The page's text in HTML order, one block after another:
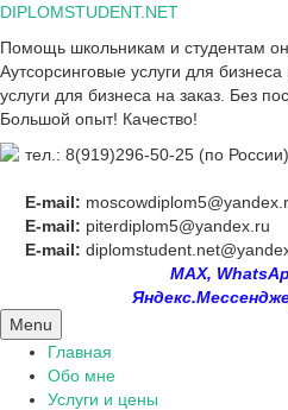
Skip
content
DIPLOMSTUDENT.NET
Помощь школьникам и студентам
Аутсорсинговые услуги для
услуги для бизнеса на заказ. Без
Большой опыт! Качество!
тел.: 8(919)296-50-25 (по России)
E-mail:
E-mail: piterdiplom5@yandex.ru
E-mail:
MAX,
Menu
Главная
Обо мне
Услуги и цены